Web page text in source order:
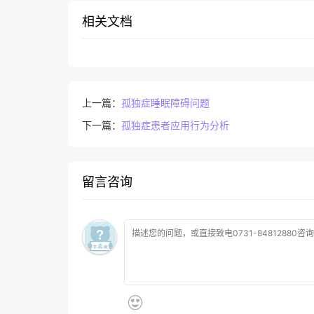
相关文档
上一篇： 孤独症睡眠障碍问题
下一篇： 孤独症患者应用行为分析
留言咨询